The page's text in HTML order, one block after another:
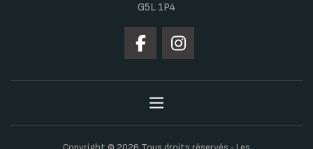
G5L 1P4